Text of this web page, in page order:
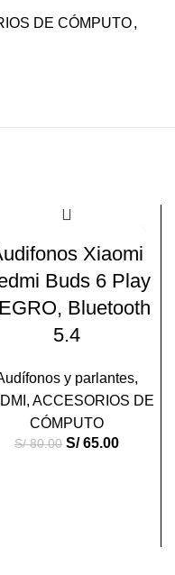
DE CÓMPUTO,
Xiaomi
Buds 6 Play
Bluetooth
5.4
y parlantes,
, ACCESORIOS DE
CÓMPUTO
S/80.00 S/65.00